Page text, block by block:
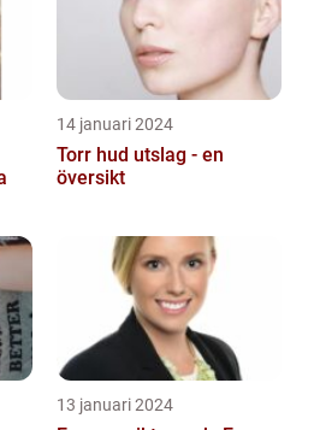
14 januari 2024
Torr hud utslag - en
översikt
13 januari 2024